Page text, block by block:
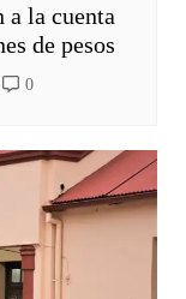
a la cuenta
de pesos
0